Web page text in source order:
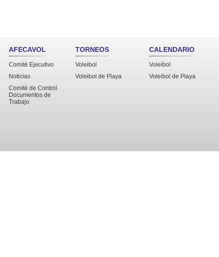
AFECAVOL
Comité Ejecutivo
Noticias
Comité de Control
Documentos de
Trabajo
TORNEOS
Voleibol
Voleibol de Playa
CALENDARIO
Voleibol
Voleibol de Playa